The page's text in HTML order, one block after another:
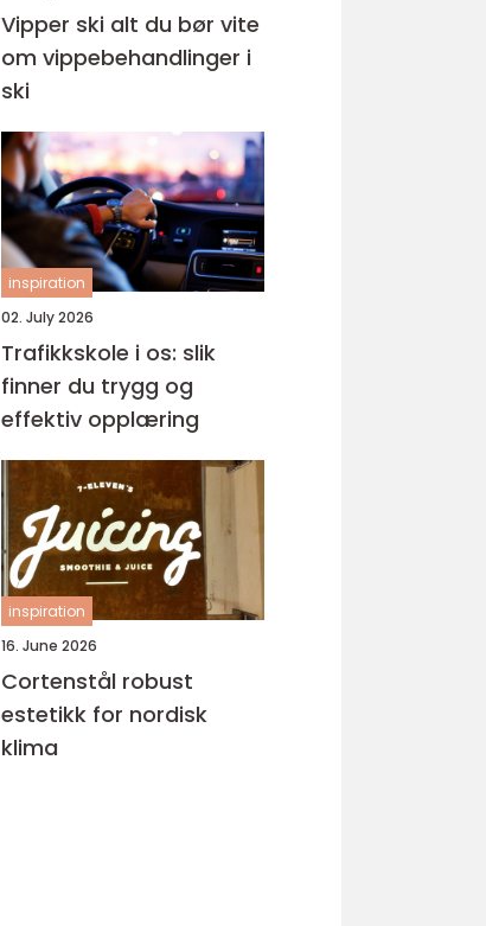
Vipper ski alt du bør vite
om vippebehandlinger i
ski
inspiration
02. July 2026
Trafikkskole i os: slik
finner du trygg og
effektiv opplæring
inspiration
16. June 2026
Cortenstål robust
estetikk for nordisk
klima